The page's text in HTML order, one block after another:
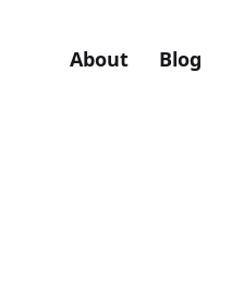
About Blog